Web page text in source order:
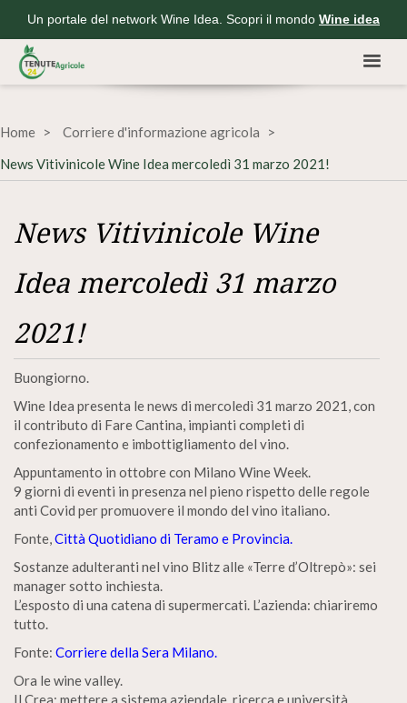
Un portale del network Wine Idea. Scopri il mondo Wine idea
Home
Corriere d'informazione agricola
News Vitivinicole Wine Idea mercoledì 31 marzo 2021!
News Vitivinicole Wine
Idea mercoledì 31 marzo
2021!
Buongiorno.
Wine Idea presenta le news di mercoledì 31 marzo 2021, con
il contributo di Fare Cantina, impianti completi di
confezionamento e imbottigliamento del vino.
Appuntamento in ottobre con Milano Wine Week.
9 giorni di eventi in presenza nel pieno rispetto delle regole
anti Covid per promuovere il mondo del vino italiano.
Fonte,Città Quotidiano di Teramo e Provincia.
Sostanze adulteranti nel vino Blitz alle «Terre d’Oltrepò»: sei
manager sotto inchiesta.
L’esposto di una catena di supermercati. L’azienda: chiariremo
tutto.
Fonte: Corriere della Sera Milano.
Ora le wine valley.
Il Crea: mettere a sistema aziendale, ricerca e università.